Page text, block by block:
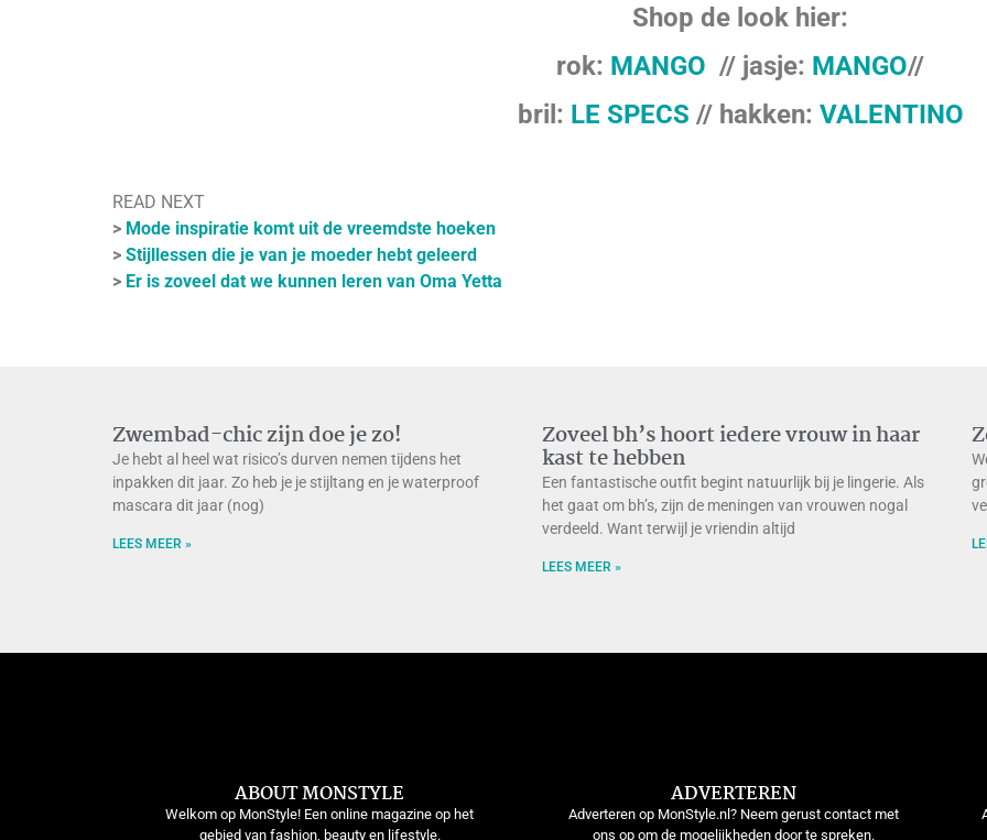
Shop de look hier:
rok: MANGO // jasje: MANGO//
bril: LE SPECS // hakken: VALENTINO
READ NEXT
> Mode inspiratie komt uit de vreemdste hoeken
> Stijllessen die je van je moeder hebt geleerd
> Er is zoveel dat we kunnen leren van Oma Yetta
Zwembad-chic zijn doe je zo!
Je hebt al heel wat risico’s durven nemen tijdens het
inpakken dit jaar. Zo heb je je stijltang en je waterproof
mascara dit jaar (nog)
LEES MEER »
Zoveel bh’s hoort iedere vrouw in haar
kast te hebben
Een fantastische outfit begint natuurlijk bij je lingerie. Als
het gaat om bh’s, zijn de meningen van vrouwen nogal
verdeeld. Want terwijl je vriendin altijd
LEES MEER »
ABOUT MONSTYLE
Welkom op MonStyle! Een online magazine op het
gebied van fashion, beauty en lifestyle.
ADVERTEREN
Adverteren op MonStyle.nl? Neem gerust contact met
ons op om de mogelijkheden door te spreken.